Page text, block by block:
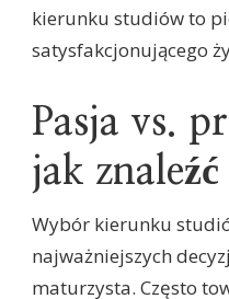
kierunku studiów to
satysfakcjonującego
Pasja vs.
jak znaleźć
Wybór kierunku
najważniejszych
maturzysta. Często